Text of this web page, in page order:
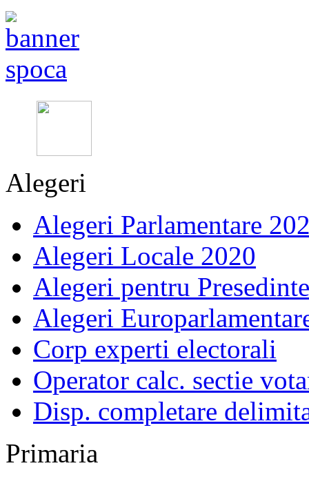
Alegeri
Alegeri Parlamentare
Alegeri Locale 2020
Alegeri pentru
Alegeri
Corp experti electorali
Operator calc. sectie
Disp. completare
Primaria